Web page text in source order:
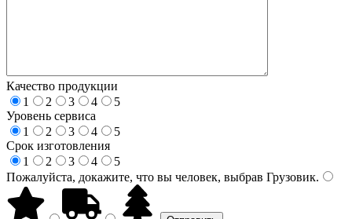
Качество продукции
1
2 3 4
5
Уровень сервиса
1
2 3 4
5
Срок изготовления
1
2 3 4
5
Пожалуйста, докажите, что вы человек, выбрав Грузовик.